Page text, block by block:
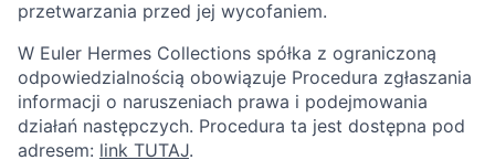
przetwarzania przed jej wycofaniem.
W Euler Hermes Collections spółka z ograniczoną
odpowiedzialnością obowiązuje Procedura zgłaszania
informacji o naruszeniach prawa i podejmowania
działań następczych. Procedura ta jest dostępna pod
adresem: link TUTAJ.